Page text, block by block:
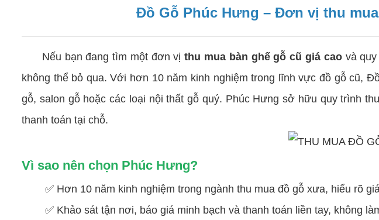
Đồ Gỗ Phúc Hưng – Đơn vị thu
Nếu bạn đang tìm một đơn vịthu mua bàn ghế gỗ cũ giá caovà quy
không thể bỏ qua. Với hơn 10 năm kinh nghiệm trong lĩnh vực đồ gỗ cũ,
gỗ, salon gỗ hoặc các loại nội thất gỗ quý. Phúc Hưng sở hữu quy trình
thanh toán tại chỗ.
Vì sao nên chọn Phúc Hưng?
✅ Hơn 10 năm kinh nghiệm trong ngành thu mua đồ gỗ xưa, hiểu rõ
✅ Khảo sát tận nơi, báo giá minh bạch và thanh toán liền tay, không